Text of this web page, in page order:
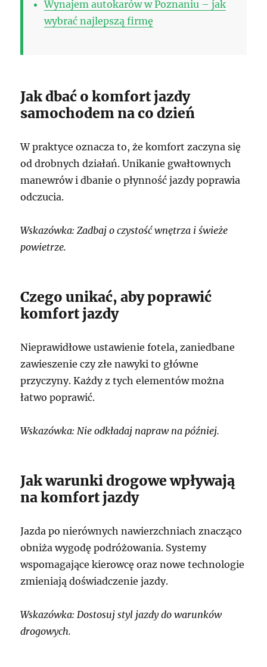
Wynajem autokarów w Poznaniu – jak
wybrać najlepszą firmę
Jak dbać o komfort jazdy
samochodem na co dzień
W praktyce oznacza to, że komfort zaczyna się
od drobnych działań. Unikanie gwałtownych
manewrów i dbanie o płynność jazdy poprawia
odczucia.
Wskazówka: Zadbaj o czystość wnętrza i świeże
powietrze.
Czego unikać, aby poprawić
komfort jazdy
Nieprawidłowe ustawienie fotela, zaniedbane
zawieszenie czy złe nawyki to główne
przyczyny. Każdy z tych elementów można
łatwo poprawić.
Wskazówka: Nie odkładaj napraw na później.
Jak warunki drogowe wpływają
na komfort jazdy
Jazda po nierównych nawierzchniach znacząco
obniża wygodę podróżowania. Systemy
wspomagające kierowcę oraz nowe technologie
zmieniają doświadczenie jazdy.
Wskazówka: Dostosuj styl jazdy do warunków
drogowych.